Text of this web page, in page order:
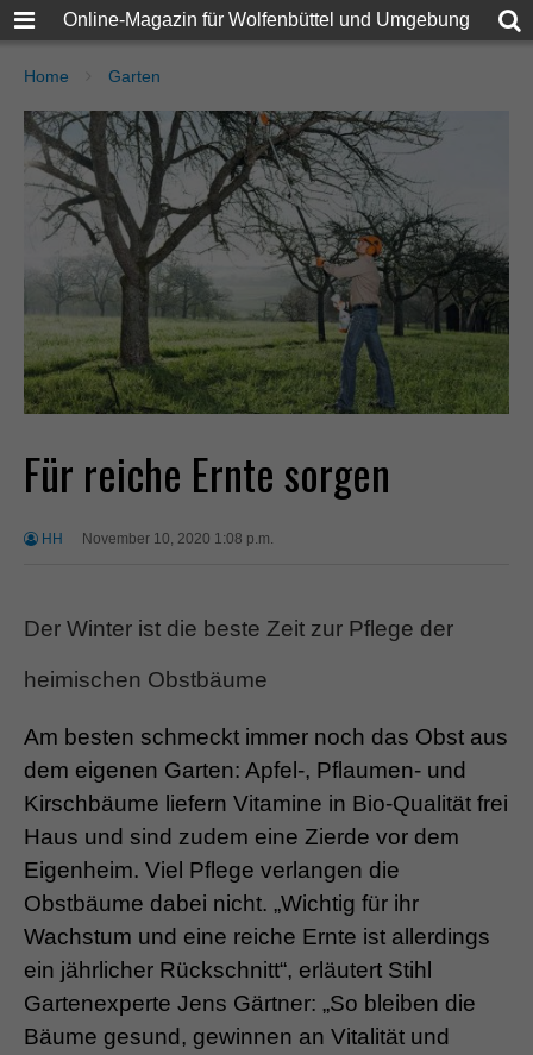
Online-Magazin für Wolfenbüttel und Umgebung
Home Garten
Für reiche Ernte sorgen
HH November 10, 2020 1:08 p.m.
Der Winter ist die beste Zeit zur Pflege der
heimischen Obstbäume
Am besten schmeckt immer noch das Obst aus
dem eigenen Garten: Apfel-, Pflaumen- und
Kirschbäume liefern Vitamine in Bio-Qualität frei
Haus und sind zudem eine Zierde vor dem
Eigenheim. Viel Pflege verlangen die
Obstbäume dabei nicht. „Wichtig für ihr
Wachstum und eine reiche Ernte ist allerdings
ein jährlicher Rückschnitt“, erläutert Stihl
Gartenexperte Jens Gärtner: „So bleiben die
Bäume gesund, gewinnen an Vitalität und